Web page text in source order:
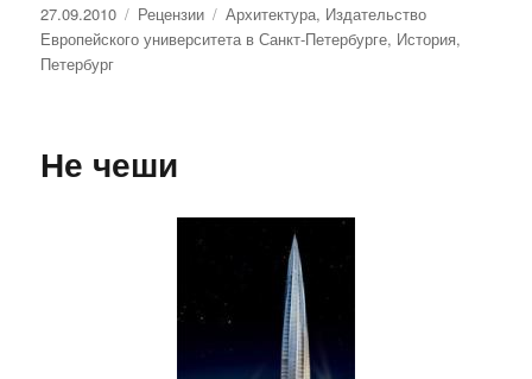
Опубликовано
27.09.2010 Рубрики
Рецензии Метки
Архитектура, Издательство
Европейского университета в Санкт-Петербурге, История,
Петербург
Не чеши